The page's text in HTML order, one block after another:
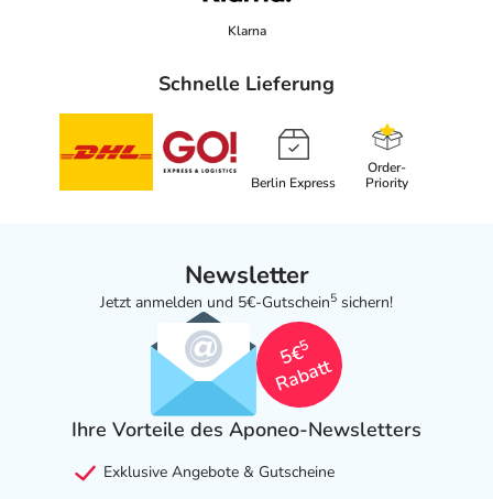
Klarna
Schnelle Lieferung
Berlin Express
Order-
Priority
Newsletter
Jetzt anmelden und 5€-Gutschein5 sichern!
5€
5
Rabatt
Ihre Vorteile des Aponeo-Newsletters
Exklusive Angebote & Gutscheine